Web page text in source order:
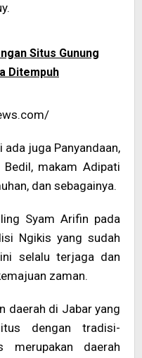
Situs Gunung
Ditempuh
ada juga Panyandaan,
Bedil, makam Adipati
dan sebagainya.
Syam Arifin pada
Ngikis yang sudah
selalu terjaga dan
zaman.
daerah di Jabar yang
dengan tradisi-
merupakan daerah